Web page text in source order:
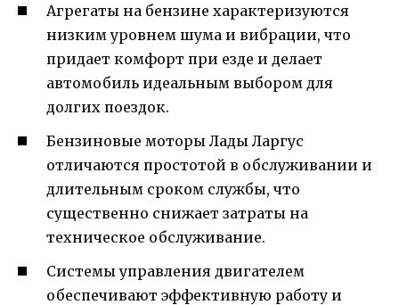
Агрегаты на бензине характеризуются
низким уровнем шума и вибрации, что
придает комфорт при езде и делает
автомобиль идеальным выбором для
долгих поездок.
Бензиновые моторы Лады Ларгус
отличаются простотой в обслуживании и
длительным сроком службы, что
существенно снижает затраты на
техническое обслуживание.
Системы управления двигателем
обеспечивают эффективную работу и